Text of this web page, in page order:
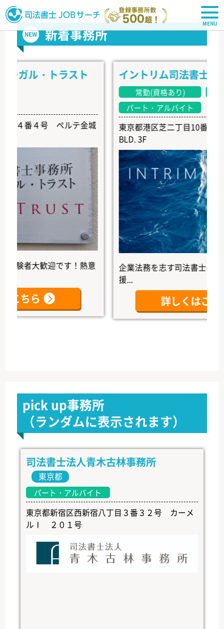
司法書士JOBサーチ
NEW 新着事務所
ル・トラスト
番４号 ペルテ金城
大歓迎です！熱意
ら
イントリム司法書士事務所
常勤(資格あり)
常勤(
パート・アルバイト
東京都港区芝二丁目10番6号
BLD. 3F
企業法務を志す司法書士の未来を
詳しくはこちら
pick up事務所
（ランダムに表示されます）
司法書士法人青木古林事務所
東京都
パート・アルバイト
東京都新宿区西新宿八丁目３番３２号 カーメ
ルⅠ ２０１号